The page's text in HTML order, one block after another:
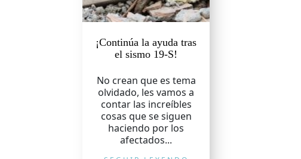
¡Continúa la ayuda tras
el sismo 19-S!
No crean que es tema
olvidado, les vamos a
contar las increíbles
cosas que se siguen
haciendo por los
afectados...